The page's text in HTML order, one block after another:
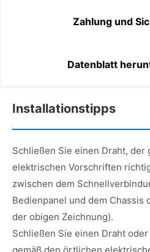
Zahlung und
Datenblatt
Installationstipps
Schließen Sie einen Draht, der
elektrischen Vorschriften
zwischen dem
Bedienpanel und dem Chassis
der obigen Zeichnung).
Schließen Sie einen Draht
gemäß den örtlichen